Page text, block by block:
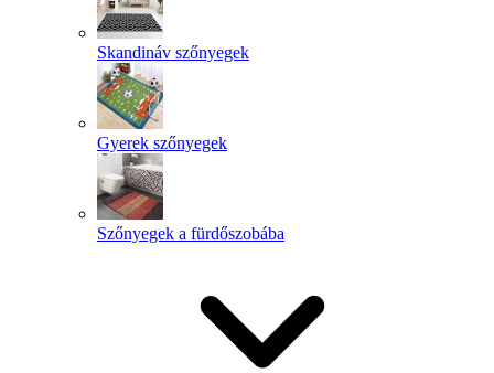
Skandináv szőnyegek
Gyerek szőnyegek
Szőnyegek a fürdőszobába